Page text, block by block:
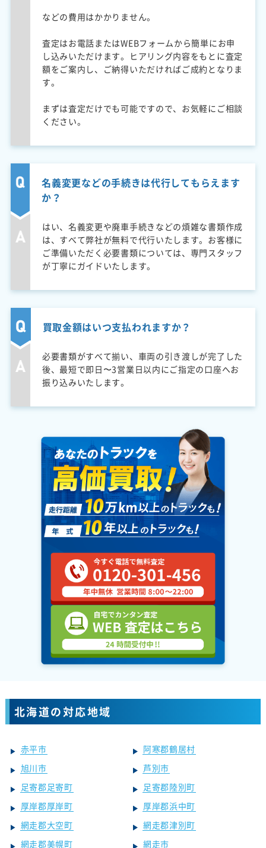
などの費用はかかりません。
査定はお電話またはWEBフォームから簡単にお申
し込みいただけます。ヒアリング内容をもとに査定
額をご案内し、ご納得いただければご成約となりま
す。
まずは査定だけでも可能ですので、お気軽にご相談
ください。
名義変更などの手続きは代行してもらえます
か？
はい、名義変更や廃車手続きなどの煩雑な書類作成
は、すべて弊社が無料で代行いたします。お客様に
ご準備いただく必要書類については、専門スタッフ
が丁寧にガイドいたします。
買取金額はいつ支払われますか？
必要書類がすべて揃い、車両の引き渡しが完了した
後、最短で即日〜3営業日以内にご指定の口座へお
振り込みいたします。
北海道の対応地域
赤平市
阿寒郡鶴居村
旭川市
芦別市
足寄郡足寄町
足寄郡陸別町
厚岸郡厚岸町
厚岸郡浜中町
網走郡大空町
網走郡津別町
網走郡美幌町
網走市